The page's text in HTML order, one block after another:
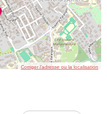
Corriger l’adresse ou la localisation